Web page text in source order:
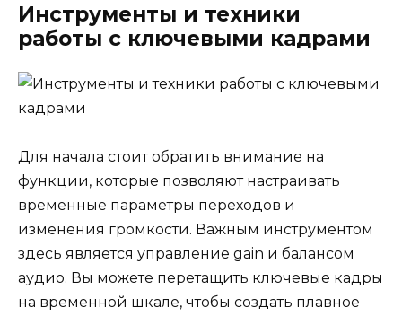
Инструменты и техники
работы с ключевыми кадрами
Для начала стоит обратить внимание на
функции, которые позволяют настраивать
временные параметры переходов и
изменения громкости. Важным инструментом
здесь является управление gain и балансом
аудио. Вы можете перетащить ключевые кадры
на временной шкале, чтобы создать плавное